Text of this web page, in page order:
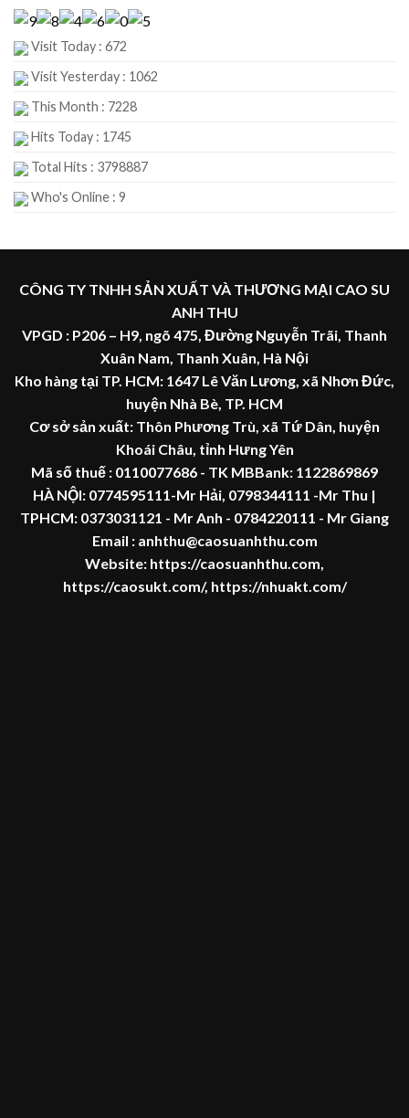
Visit Today : 672
Visit Yesterday : 1062
This Month : 7228
Hits Today : 1745
Total Hits : 3798887
Who's Online : 9
CÔNG TY TNHH SẢN XUẤT VÀ THƯƠNG MẠI CAO SU
ANH THU
VPGD : P206 – H9, ngõ 475, Đường Nguyễn Trãi, Thanh
Xuân Nam, Thanh Xuân, Hà Nội
Kho hàng tại TP. HCM: 1647 Lê Văn Lương, xã Nhơn Đức,
huyện Nhà Bè, TP. HCM
Cơ sở sản xuất: Thôn Phương Trù, xã Tứ Dân, huyện
Khoái Châu, tỉnh Hưng Yên
Mã số thuế : 0110077686 - TK MBBank: 1122869869
HÀ NỘI: 0774595111-Mr Hải, 0798344111 -Mr Thu |
TPHCM: 0373031121 - Mr Anh - 0784220111 - Mr Giang
Email : anhthu@caosuanhthu.com
Website: https://caosuanhthu.com,
https://caosukt.com/, https://nhuakt.com/